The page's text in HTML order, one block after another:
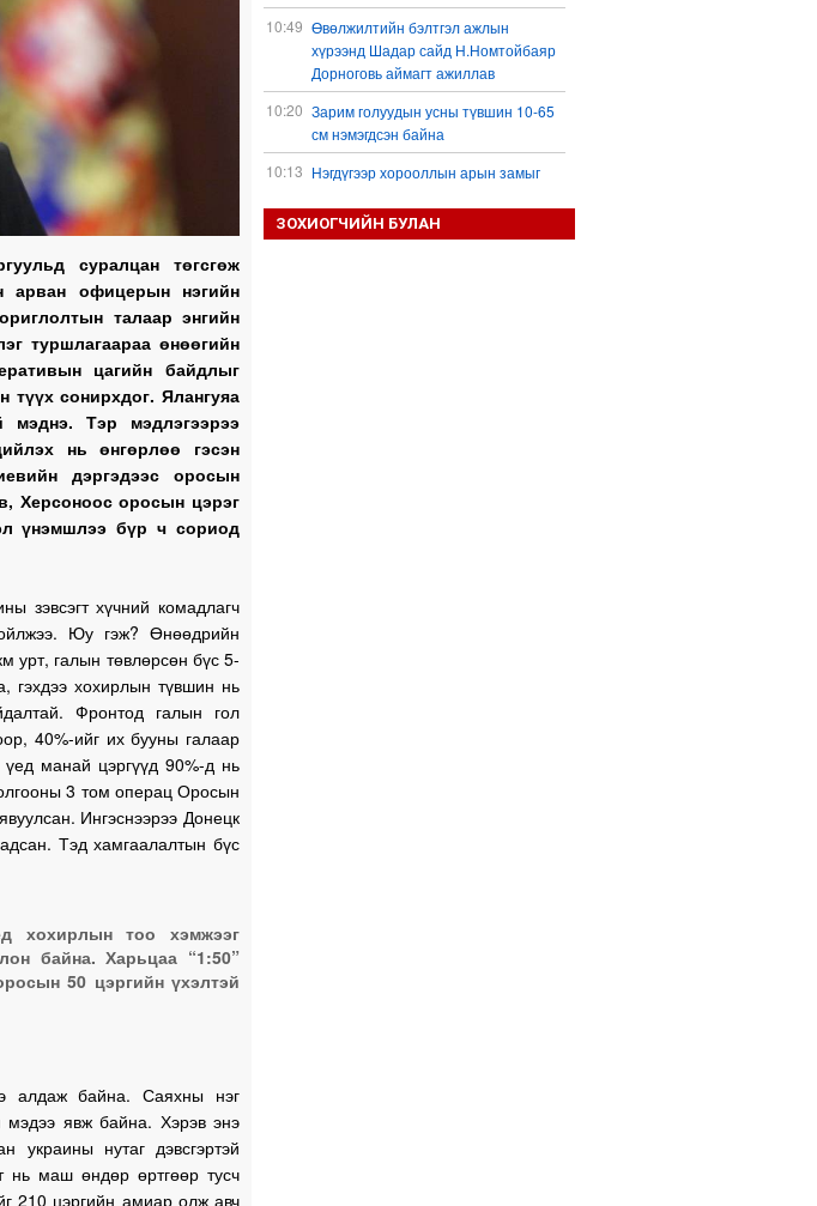
суралцан төгсгөж
арван офицерын нэгийн
талаар энгийн
туршлагаараа өнөөгийн
цагийн байдлыг
түүх сонирхдог. Ялангуяа
мэднэ. Тэр мэдлэгээрээ
нь өнгөрлөө гэсэн
дэргэдээс оросын
Херсоноос оросын цэрэг
үнэмшлээ бүр ч сориод
зэвсэгт хүчний комадлагч
Юу гэж? Өнөөдрийн
урт, галын төвлөрсөн бүс 5-
гэхдээ хохирлын түвшин нь
Фронтод галын гол
40%-ийг их бууны галаар
үед манай цэргүүд 90%-д нь
3 том операц Оросын
Ингэснээрээ Донецк
Тэд хамгаалалтын бүс
хохирлын тоо хэмжээг
байна. Харьцаа “1:50”
50 цэргийн үхэлтэй
алдаж байна. Саяхны нэг
мэдээ явж байна. Хэрэв энэ
украины нутаг дэвсгэртэй
нь маш өндөр өртгөөр тусч
210 цэргийн амиар олж авч
10:49 Өвөлжилтийн бэлтгэл ажлын
хүрээнд Шадар сайд Н.Номтойбаяр
Дорноговь аймагт ажиллав
10:20 Зарим голуудын усны түвшин 10-65
см нэмэгдсэн байна
10:13 Нэгдүгээр хорооллын арын замыг
түр хааж, борооны ус зайлуулах
шугамын хөндлөн сэтэлгээ хийнэ
ЗОХИОГЧИЙН БУЛАН